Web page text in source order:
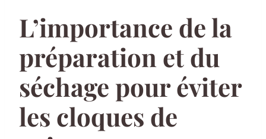
L’importance de la
préparation et du
séchage pour éviter
les cloques de